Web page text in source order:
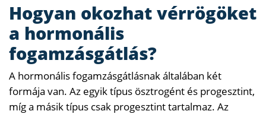
Hogyan okozhat vérrögöket
a hormonális
fogamzásgátlás?
A hormonális fogamzásgátlásnak általában két
formája van. Az egyik típus ösztrogént és progesztint,
míg a másik típus csak progesztint tartalmaz. Az